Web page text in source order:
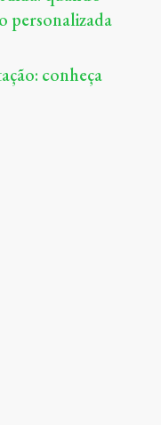
personalizada
conheça